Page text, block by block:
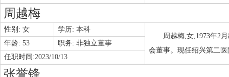
周越梅
性别: 女 学历: 本科
周越梅,女,1973年2
会董事。现任绍兴第二
年龄: 53 职务: 非独立董事
任职时间:2023/10/13
张誉锋